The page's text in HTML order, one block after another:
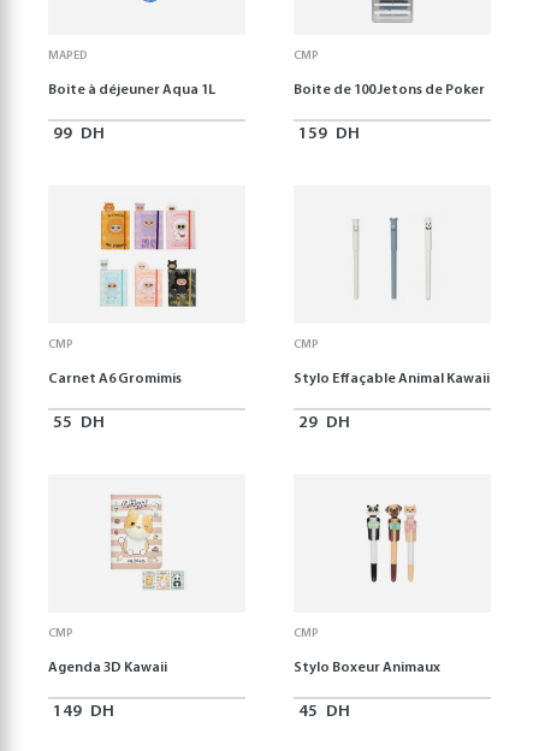
MAPED
Boite à déjeuner Aqua 1L
99 DH
CMP
Boite de 100 Jetons de Poker
159 DH
CMP
Carnet A6 Gromimis
55 DH
CMP
Stylo Effaçable Animal Kawaii
29 DH
CMP
Agenda 3D Kawaii
149 DH
CMP
Stylo Boxeur Animaux
45 DH